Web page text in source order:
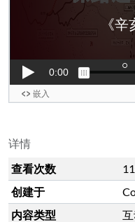
详情
查看次数
创建于
内容类型